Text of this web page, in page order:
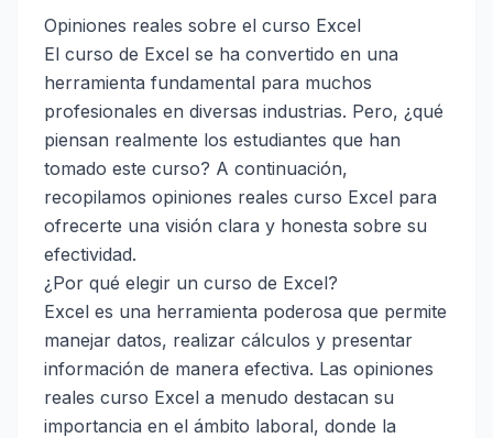
Opiniones reales sobre el curso Excel
El curso de Excel se ha convertido en una
herramienta fundamental para muchos
profesionales en diversas industrias. Pero, ¿qué
piensan realmente los estudiantes que han
tomado este curso? A continuación,
recopilamos opiniones reales curso Excel para
ofrecerte una visión clara y honesta sobre su
efectividad.
¿Por qué elegir un curso de Excel?
Excel es una herramienta poderosa que permite
manejar datos, realizar cálculos y presentar
información de manera efectiva. Las opiniones
reales curso Excel a menudo destacan su
importancia en el ámbito laboral, donde la